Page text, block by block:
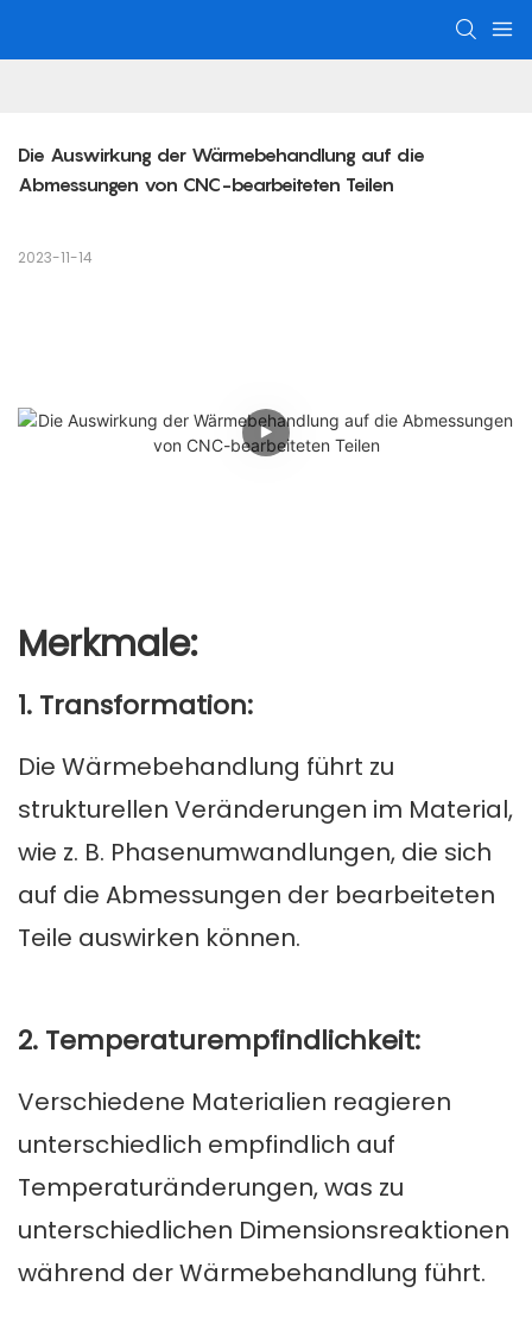
Die Auswirkung der Wärmebehandlung auf die
Abmessungen von CNC-bearbeiteten Teilen
2023-11-14
Merkmale:
1. Transformation:
Die Wärmebehandlung führt zu
strukturellen Veränderungen im Material,
wie z. B. Phasenumwandlungen, die sich
auf die Abmessungen der bearbeiteten
Teile auswirken können.
2. Temperaturempfindlichkeit:
Verschiedene Materialien reagieren
unterschiedlich empfindlich auf
Temperaturänderungen, was zu
unterschiedlichen Dimensionsreaktionen
während der Wärmebehandlung führt.